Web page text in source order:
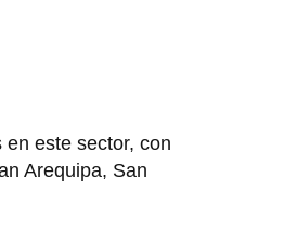
este sector, con
Arequipa, San